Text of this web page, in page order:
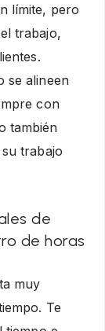
límite, pero
trabajo,
se alineen
con
también
trabajo
de
de horas
muy
Te